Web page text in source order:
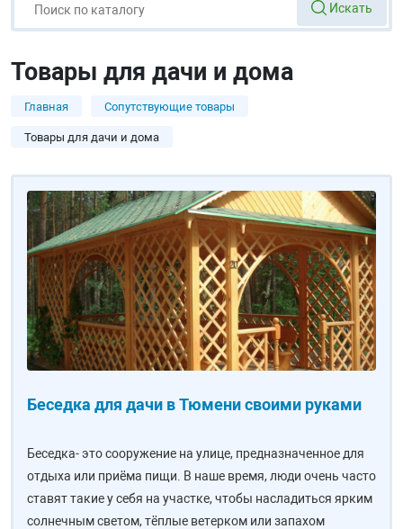
Искать
Товары для дачи и дома
Главная Сопутствующие товары
Товары для дачи и дома
Беседка для дачи в Тюмени своими руками
Беседка- это сооружение на улице, предназначенное для
отдыха или приёма пищи. В наше время, люди очень часто
ставят такие у себя на участке, чтобы насладиться ярким
солнечным светом, тёплые ветерком или запахом